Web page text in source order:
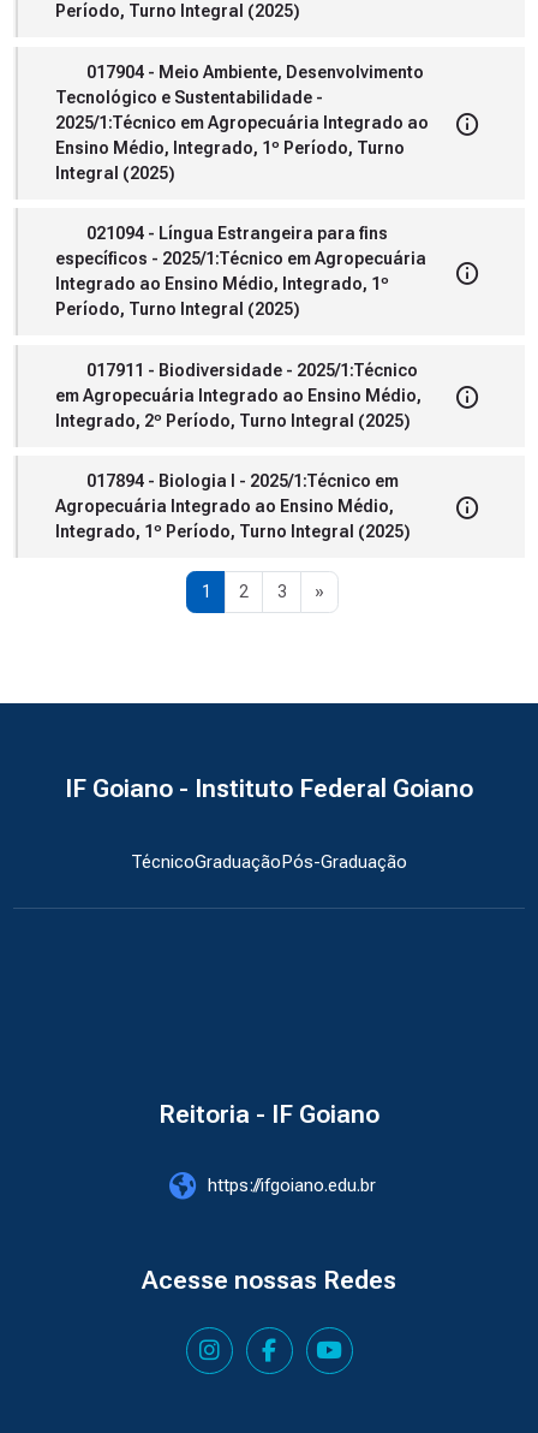
Período, Turno Integral (2025)
017904 - Meio Ambiente, Desenvolvimento
Tecnológico e Sustentabilidade -
2025/1:Técnico em Agropecuária Integrado ao
Ensino Médio, Integrado, 1º Período, Turno
Integral (2025)
021094 - Língua Estrangeira para fins
específicos - 2025/1:Técnico em Agropecuária
Integrado ao Ensino Médio, Integrado, 1º
Período, Turno Integral (2025)
017911 - Biodiversidade - 2025/1:Técnico
em Agropecuária Integrado ao Ensino Médio,
Integrado, 2º Período, Turno Integral (2025)
017894 - Biologia I - 2025/1:Técnico em
Agropecuária Integrado ao Ensino Médio,
Integrado, 1º Período, Turno Integral (2025)
1 Página 1
2 Página 2
3Página 3
»
IF Goiano - Instituto Federal Goiano
TécnicoGraduaçãoPós-Graduação
Reitoria - IF Goiano
https://ifgoiano.edu.br
Acesse nossas Redes